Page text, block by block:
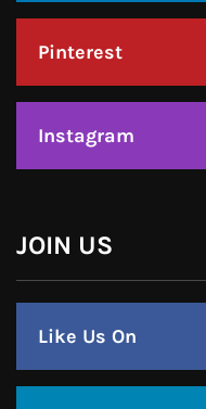
Twitter
Google Plus
Pinterest
Instagram